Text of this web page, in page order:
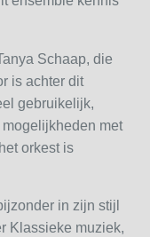
Schaap, die
is achter dit
gebruikelijk,
met
orkest is
in zijn stijl
Klassieke muziek,